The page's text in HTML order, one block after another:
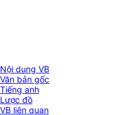
Nội dung VB
Văn bản gốc
Tiếng anh
Lược đồ
VB liên quan